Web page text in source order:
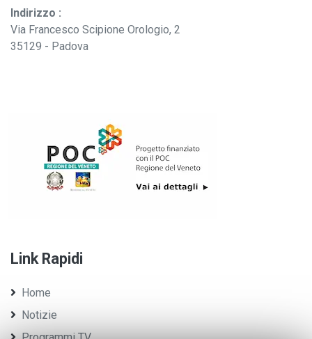
Indirizzo :
Via Francesco Scipione Orologio, 2
35129 - Padova
Link Rapidi
Home
Notizie